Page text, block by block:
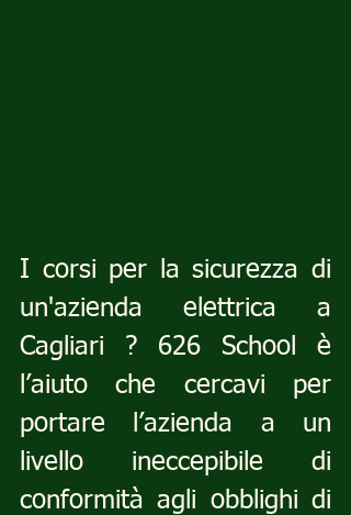
I corsi per la sicurezza di
un'azienda elettrica a
Cagliari ? 626 School è
l’aiuto che cercavi per
portare l’azienda a un
livello ineccepibile di
conformità agli obblighi di